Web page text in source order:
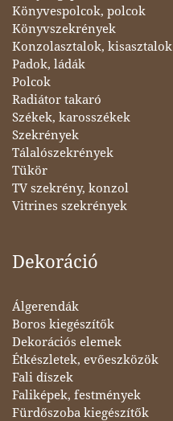
Könyvespolcok, polcok
Könyvszekrények
Konzolasztalok, kisasztalok
Padok, ládák
Polcok
Radiátor takaró
Székek, karosszékek
Szekrények
Tálalószekrények
Tükör
TV szekrény, konzol
Vitrines szekrények
Dekoráció
Álgerendák
Boros kiegészítők
Dekorációs elemek
Étkészletek, evőeszközök
Fali díszek
Faliképek, festmények
Fürdőszoba kiegészítők